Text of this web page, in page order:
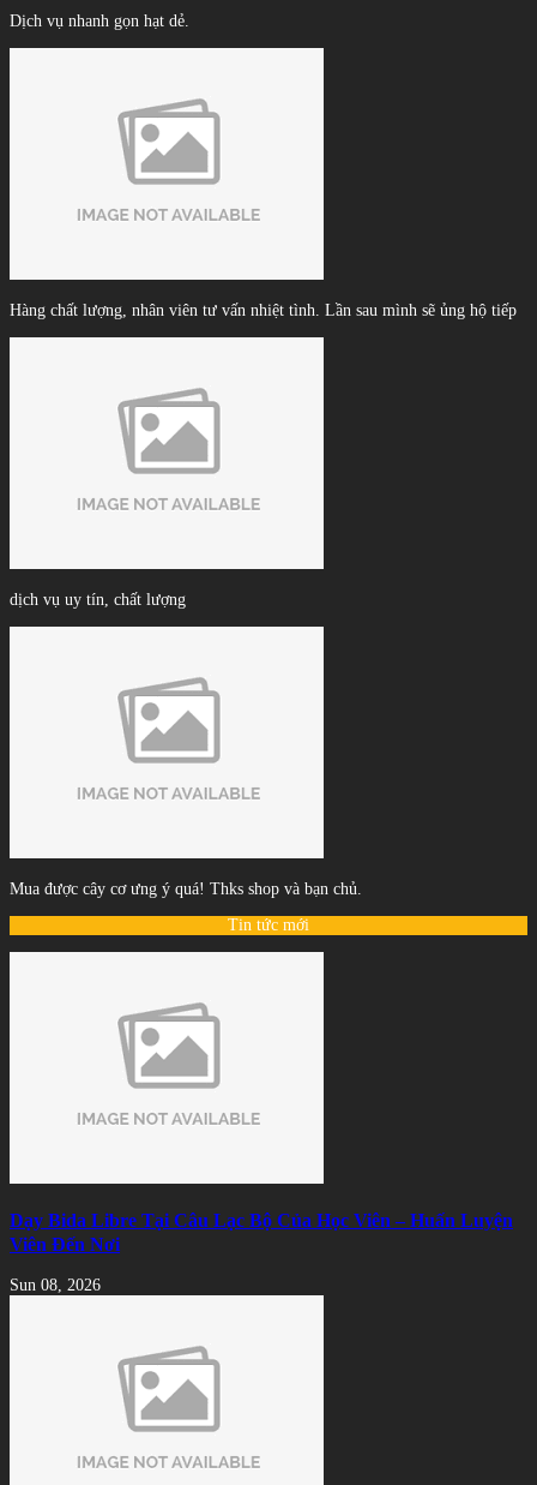
Dịch vụ nhanh gọn hạt dẻ.
Hàng chất lượng, nhân viên tư vấn nhiệt tình. Lần sau mình sẽ ủng hộ tiếp
dịch vụ uy tín, chất lượng
Mua được cây cơ ưng ý quá! Thks shop và bạn chủ.
Tin tức mới
Dạy Bida Libre Tại Câu Lạc Bộ Của Học Viên – Huấn Luyện
Viên Đến Nơi
Sun 08, 2026